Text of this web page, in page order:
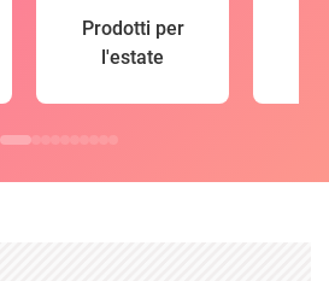
Prodotti per
l'estate